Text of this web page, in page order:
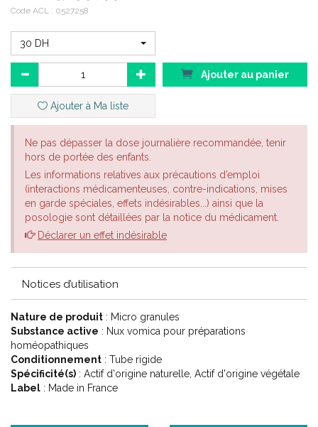
Nux vomica est le remède de l'intoxication, de l'excès, de
l'hypersensibilité, de la colère, de la violence.
Code ACL : 0527258
30 DH
Ajouter au panier
Ajouter à Ma liste
Ne pas dépasser la dose journalière recommandée, tenir
hors de portée des enfants.
Les informations relatives aux précautions d’emploi
(interactions médicamenteuses, contre-indications, mises
en garde spéciales, effets indésirables...) ainsi que la
posologie sont détaillées par la notice du médicament.
Déclarer un effet indésirable
Notices d’utilisation
Nature de produit : Micro granules
Substance active : Nux vomica pour préparations
homéopathiques
Conditionnement : Tube rigide
Spécificité(s) : Actif d'origine naturelle, Actif d'origine végétale
Label : Made in France